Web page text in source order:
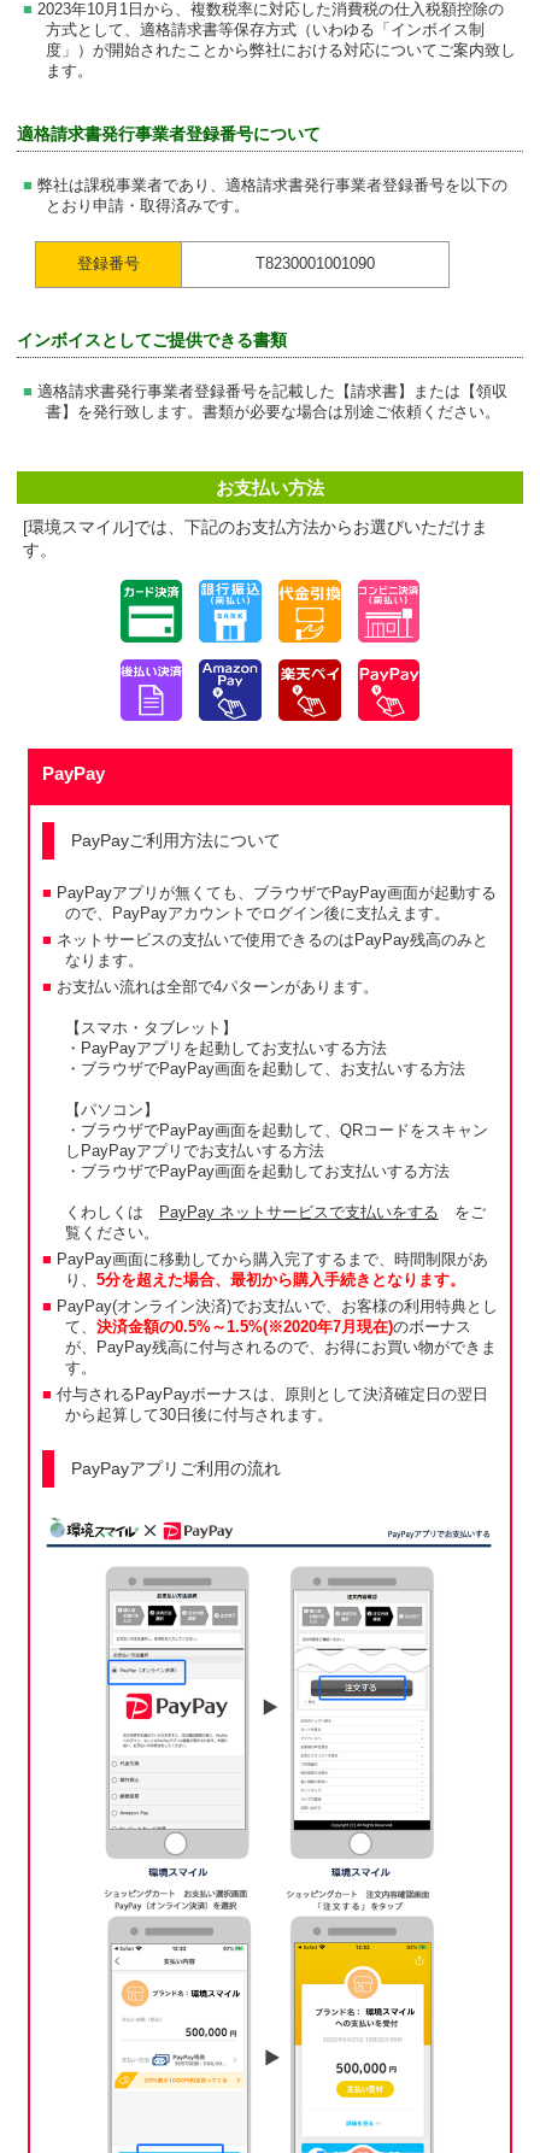
2023年10月1日から、複数税率に対応した消費税の仕入税額控除の
方式として、適格請求書等保存方式（いわゆる「インボイス制
度」）が開始されたことから弊社における対応についてご案内致し
ます。
適格請求書発行事業者登録番号について
弊社は課税事業者であり、適格請求書発行事業者登録番号を以下の
とおり申請・取得済みです。
登録番号 T8230001001090
インボイスとしてご提供できる書類
適格請求書発行事業者登録番号を記載した【請求書】または【領収
書】を発行致します。書類が必要な場合は別途ご依頼ください。
お支払い方法
[環境スマイル]では、下記のお支払方法からお選びいただけま
す。
PayPay
PayPayご利用方法について
PayPayアプリが無くても、ブラウザでPayPay画面が起動する
ので、PayPayアカウントでログイン後に支払えます。
ネットサービスの支払いで使用できるのはPayPay残高のみと
なります。
お支払い流れは全部で4パターンがあります。
【スマホ・タブレット】
・PayPayアプリを起動してお支払いする方法
・ブラウザでPayPay画面を起動して、お支払いする方法
【パソコン】
・ブラウザでPayPay画面を起動して、QRコードをスキャン
しPayPayアプリでお支払いする方法
・ブラウザでPayPay画面を起動してお支払いする方法
くわしくは PayPay ネットサービスで支払いをする をご
覧ください。
PayPay画面に移動してから購入完了するまで、時間制限があ
り、 5分を超えた場合、最初から購入手続きとなります。
PayPay(オンライン決済)でお支払いで、お客様の利用特典とし
て、 決済金額の0.5%～1.5%(※2020年7月現在)のボーナス
が、PayPay残高に付与されるので、お得にお買い物ができま
す。
付与されるPayPayボーナスは、原則として決済確定日の翌日
から起算して30日後に付与されます。
PayPayアプリご利用の流れ